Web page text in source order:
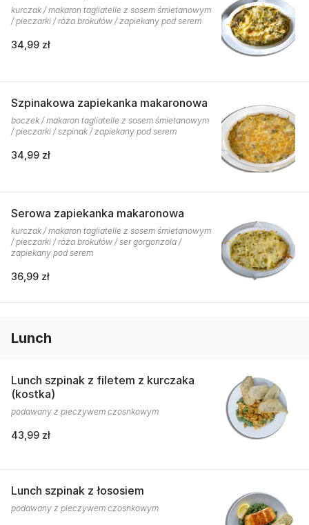
kurczak / makaron tagliatelle z sosem śmietanowym
/ pieczarki / róża brokułów / zapiekany pod serem
34,99 zł
Szpinakowa zapiekanka makaronowa
boczek / makaron tagliatelle z sosem śmietanowym
/ pieczarki / szpinak / zapiekany pod serem
34,99 zł
Serowa zapiekanka makaronowa
kurczak / makaron tagliatelle z sosem śmietanowym
/ pieczarki / róża brokułów / ser gorgonzola /
zapiekany pod serem
36,99 zł
Lunch
Lunch szpinak z filetem z kurczaka
(kostka)
podawany z pieczywem czosnkowym
43,99 zł
Lunch szpinak z łososiem
podawany z pieczywem czosnkowym